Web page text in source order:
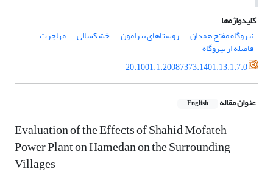
کلیدواژه‌ها
نیروگاه مفتح همدان
روستاهای پیرامون خشکسالی مهاجرت
فاصله از نیروگاه
20.1001.1.20087373.1401.13.1.7.0
عنوان مقاله English
Evaluation of the Effects of Shahid Mofateh
Power Plant on Hamedan on the Surrounding
Villages